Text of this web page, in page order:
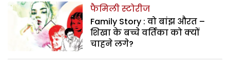
फैमिली स्टोरीज
Family Story : वो बांझ औरत –
शिखा के बच्चे वर्तिका को क्यों
चाहने लगे?